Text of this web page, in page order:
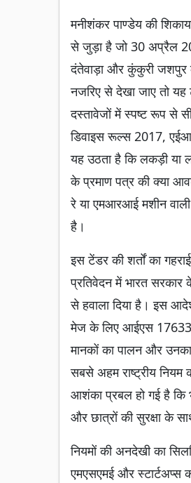
मनीशंकर पाण्डेय की
से जुड़ा है जो 30 अप्रैल
दंतेवाड़ा और कुंकुरी जशपुर
नजरिए से देखा जाए तो यह
दस्तावेजों में स्पष्ट रूप से
डिवाइस रूल्स 2017,
यह उठता है कि लकड़ी या
के प्रमाण पत्र की क्या
रे या एमआरआई मशीन वाली
है।
इस टेंडर की शर्तों का
प्रतिवेदन में भारत सरकार
से हवाला दिया है। इस
मेज के लिए आईएस
मानकों का पालन और
सबसे अहम राष्ट्रीय नियम
आशंका प्रबल हो गई है कि
और छात्रों की सुरक्षा के
नियमों की अनदेखी का
एमएसएमई और स्टार्टअप्स